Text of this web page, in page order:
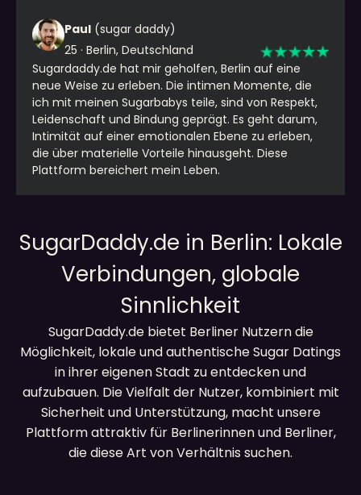
Paul (sugar daddy)
25 · Berlin, Deutschland
Sugardaddy.de hat mir geholfen, Berlin auf eine
neue Weise zu erleben. Die intimen Momente, die
ich mit meinen Sugarbabys teile, sind von Respekt,
Leidenschaft und Bindung geprägt. Es geht darum,
Intimität auf einer emotionalen Ebene zu erleben,
die über materielle Vorteile hinausgeht. Diese
Plattform bereichert mein Leben.
SugarDaddy.de in Berlin: Lokale
Verbindungen, globale
Sinnlichkeit
SugarDaddy.de bietet Berliner Nutzern die
Möglichkeit, lokale und authentische Sugar Datings
in ihrer eigenen Stadt zu entdecken und
aufzubauen. Die Vielfalt der Nutzer, kombiniert mit
Sicherheit und Unterstützung, macht unsere
Plattform attraktiv für Berlinerinnen und Berliner,
die diese Art von Verhältnis suchen.